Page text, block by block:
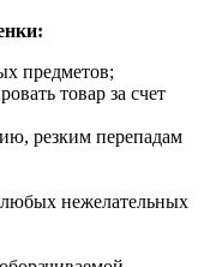
предметов;
товар за счет
резким перепадам
любых нежелательных